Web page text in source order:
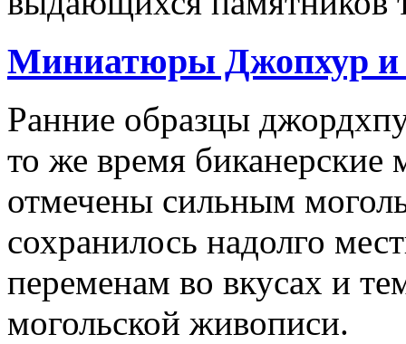
Миниатюры Джопхур и
Ранние образцы
то же время
отмечены сильным
сохранилось надолго
переменам во вкусах и
могольской живописи.